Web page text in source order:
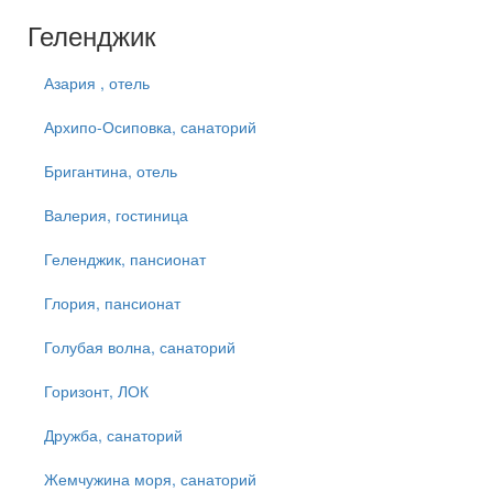
Геленджик
Азария , отель
Архипо-Осиповка, санаторий
Бригантина, отель
Валерия, гостиница
Геленджик, пансионат
Глория, пансионат
Голубая волна, санаторий
Горизонт, ЛОК
Дружба, санаторий
Жемчужина моря, санаторий